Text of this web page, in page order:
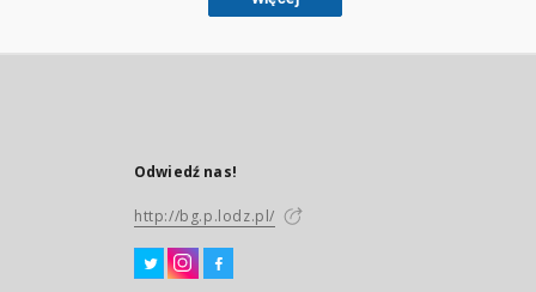
Odwiedź nas!
http://bg.p.lodz.pl/